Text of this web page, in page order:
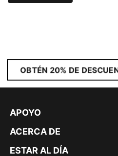
OBTÉN 20% DE
APOYO
ACERCA DE
ESTAR AL DÍA